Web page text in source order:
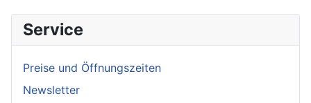
Service
Preise und Öffnungszeiten
Newsletter